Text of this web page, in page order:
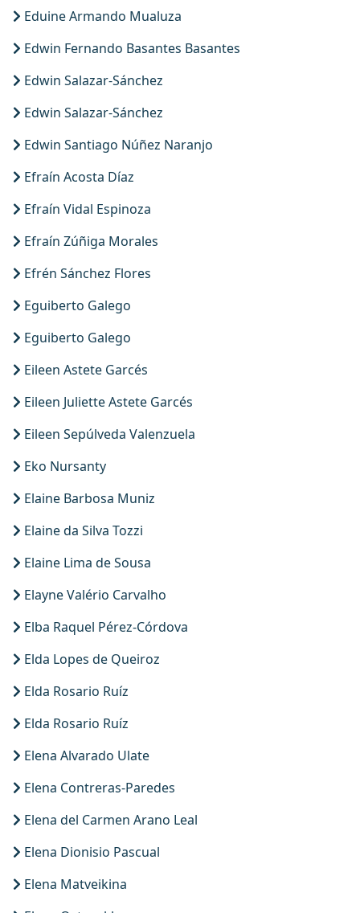
Eduine Armando Mualuza
Edwin Fernando Basantes Basantes
Edwin Salazar-Sánchez
Edwin Salazar-Sánchez
Edwin Santiago Núñez Naranjo
Efraín Acosta Díaz
Efraín Vidal Espinoza
Efraín Zúñiga Morales
Efrén Sánchez Flores
Eguiberto Galego
Eguiberto Galego
Eileen Astete Garcés
Eileen Juliette Astete Garcés
Eileen Sepúlveda Valenzuela
Eko Nursanty
Elaine Barbosa Muniz
Elaine da Silva Tozzi
Elaine Lima de Sousa
Elayne Valério Carvalho
Elba Raquel Pérez-Córdova
Elda Lopes de Queiroz
Elda Rosario Ruíz
Elda Rosario Ruíz
Elena Alvarado Ulate
Elena Contreras-Paredes
Elena del Carmen Arano Leal
Elena Dionisio Pascual
Elena Matveikina